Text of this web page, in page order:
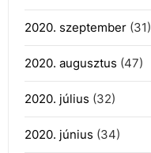
2020. szeptember(31)
2020. augusztus (47)
2020. július (32)
2020. június (34)